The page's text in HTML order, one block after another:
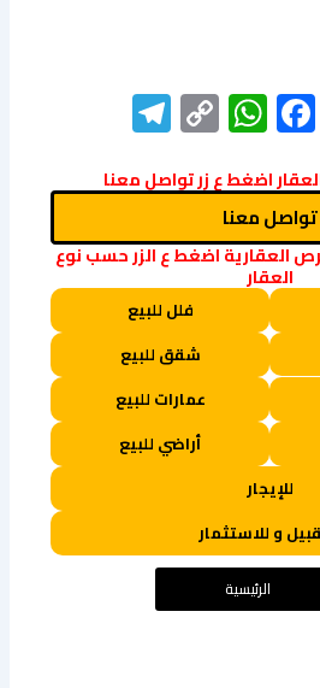
Messenger
Facebook
WhatsApp
Copy
Link
اضغط ع زر تواصل معنا
تواصل معنا
العقارية اضغط ع الزر حسب نوع
العقار
فلل للبيع
شقق للبيع
عمارات للبيع
أراضي للبيع
للإيجار
و للاستثمار
الرئيسية